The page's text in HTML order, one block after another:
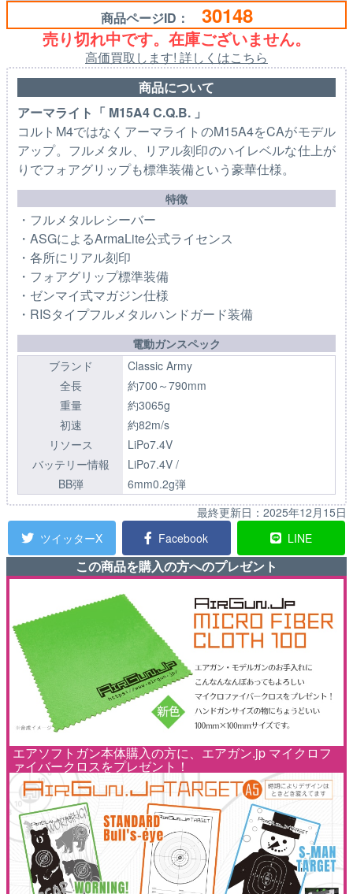
商品ページID： 30148
売り切れ中です。在庫ございません。
高価買取します! 詳しくはこちら
商品について
アーマライト「 M15A4 C.Q.B. 」
コルトM4ではなくアーマライトのM15A4をCAがモデル
アップ。フルメタル、リアル刻印のハイレベルな仕上が
りでフォアグリップも標準装備という豪華仕様。
特徴
・フルメタルレシーバー
・ASGによるArmaLite公式ライセンス
・各所にリアル刻印
・フォアグリップ標準装備
・ゼンマイ式マガジン仕様
・RISタイプフルメタルハンドガード装備
電動ガンスペック
ブランド
Classic Army
全長
約700～790mm
重量
約3065g
初速
約82m/s
リソース
LiPo7.4V
バッテリー情報
LiPo7.4V /
BB弾
6mm0.2g弾
最終更新日： 2025年12月15日
ツイッターX
Facebook LINE
この商品を購入の方へのプレゼント
エアソフトガン本体購入の方に、エアガン.jp マイクロフ
ァイバークロスをプレゼント！